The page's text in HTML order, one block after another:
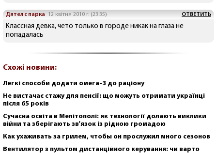
Дятел с парка 12 квітня 2010 г. (23:35) ОТВЕТИТЬ
Классная девка, чето только в городе никак на глаза не
попадалась
Схожі новини:
Легкі способи додати омега-3 до раціону
Не вистачає стажу для пенсії: що можуть отримати українці
після 65 років
Сучасна освіта в Мелітополі: як технології долають виклики
війни та зберігають зв'язок із рідною громадою
Как ухаживать за грилем, чтобы он прослужил много сезонов
Вентилятор з пультом дистанційного керування: чи варто